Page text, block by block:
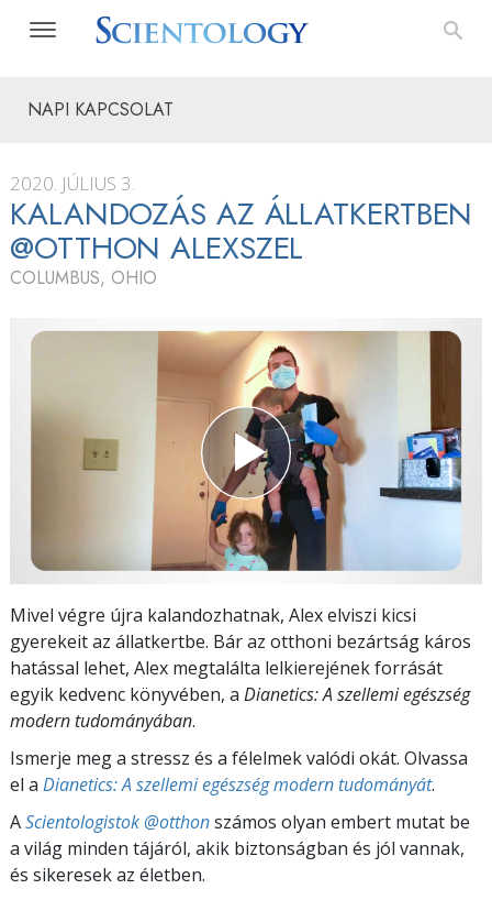
NAPI KAPCSOLAT
2020. JÚLIUS 3.
KALANDOZÁS AZ ÁLLATKERTBEN
@OTTHON ALEXSZEL
COLUMBUS, OHIO
Mivel végre újra kalandozhatnak, Alex elviszi kicsi
gyerekeit az állatkertbe. Bár az otthoni bezártság káros
hatással lehet, Alex megtalálta lelkierejének forrását
egyik kedvenc könyvében, a Dianetics: A szellemi egészség
modern tudományában.
Ismerje meg a stressz és a félelmek valódi okát. Olvassa
el a Dianetics: A szellemi egészség modern tudományát.
AScientologistok @otthonszámos olyan embert mutat be
a világ minden tájáról, akik biztonságban és jól vannak,
és sikeresek az életben.